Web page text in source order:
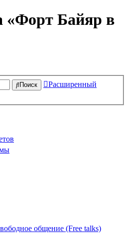
«Форт Байяр в
Поиск
Расширенный
общение (Free talks)